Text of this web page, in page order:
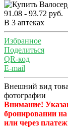
91.08 - 93.72 руб.
В 3 аптеках
Избранное
Поделиться
QR-код
E-mail
Внешний вид
фотографии
Внимание!
бронировании
или через